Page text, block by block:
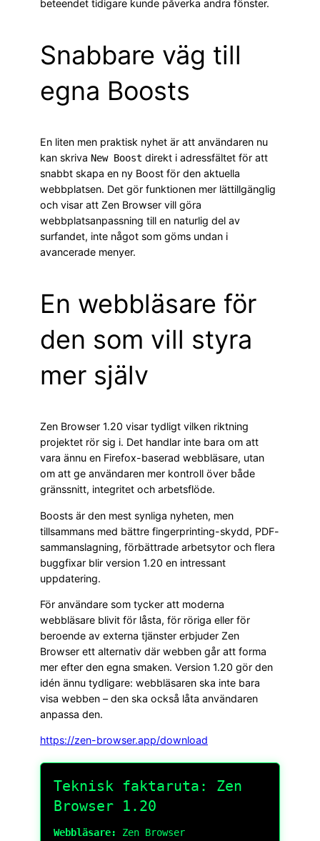
beteendet tidigare kunde påverka andra fönster.
Snabbare väg till
egna Boosts
En liten men praktisk nyhet är att användaren nu
kan skriva New Boost direkt i adressfältet för att
snabbt skapa en ny Boost för den aktuella
webbplatsen. Det gör funktionen mer lättillgänglig
och visar att Zen Browser vill göra
webbplatsanpassning till en naturlig del av
surfandet, inte något som göms undan i
avancerade menyer.
En webbläsare för
den som vill styra
mer själv
Zen Browser 1.20 visar tydligt vilken riktning
projektet rör sig i. Det handlar inte bara om att
vara ännu en Firefox-baserad webbläsare, utan
om att ge användaren mer kontroll över både
gränssnitt, integritet och arbetsflöde.
Boosts är den mest synliga nyheten, men
tillsammans med bättre fingerprinting-skydd, PDF-
sammanslagning, förbättrade arbetsytor och flera
buggfixar blir version 1.20 en intressant
uppdatering.
För användare som tycker att moderna
webbläsare blivit för låsta, för röriga eller för
beroende av externa tjänster erbjuder Zen
Browser ett alternativ där webben går att forma
mer efter den egna smaken. Version 1.20 gör den
idén ännu tydligare: webbläsaren ska inte bara
visa webben – den ska också låta användaren
anpassa den.
https://zen-browser.app/download
Teknisk faktaruta: Zen
Browser 1.20
Webbläsare:
Zen Browser